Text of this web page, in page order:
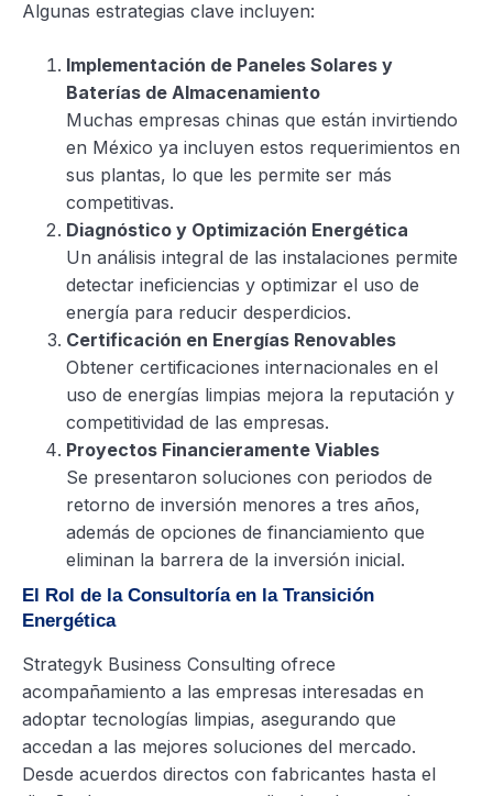
Algunas estrategias clave incluyen:
Implementación de Paneles Solares y
Baterías de Almacenamiento
Muchas empresas chinas que están invirtiendo
en México ya incluyen estos requerimientos en
sus plantas, lo que les permite ser más
competitivas.
Diagnóstico y Optimización Energética
Un análisis integral de las instalaciones permite
detectar ineficiencias y optimizar el uso de
energía para reducir desperdicios.
Certificación en Energías Renovables
Obtener certificaciones internacionales en el
uso de energías limpias mejora la reputación y
competitividad de las empresas.
Proyectos Financieramente Viables
Se presentaron soluciones con periodos de
retorno de inversión menores a tres años,
además de opciones de financiamiento que
eliminan la barrera de la inversión inicial.
El Rol de la Consultoría en la Transición
Energética
Strategyk Business Consulting ofrece
acompañamiento a las empresas interesadas en
adoptar tecnologías limpias, asegurando que
accedan a las mejores soluciones del mercado.
Desde acuerdos directos con fabricantes hasta el